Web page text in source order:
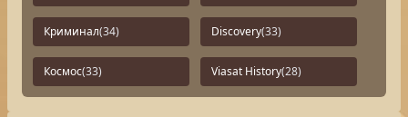
Криминал(34) Discovery(33)
Космос(33) Viasat History(28)